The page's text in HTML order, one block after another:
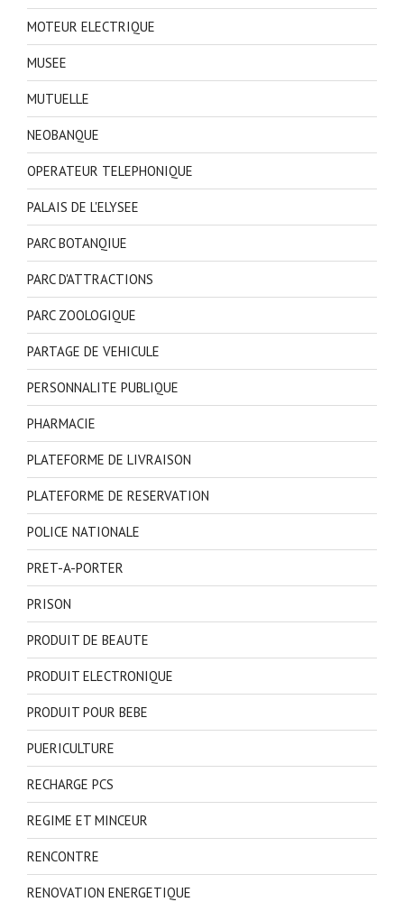
MOTEUR ELECTRIQUE
MUSEE
MUTUELLE
NEOBANQUE
OPERATEUR TELEPHONIQUE
PALAIS DE L'ELYSEE
PARC BOTANQIUE
PARC D'ATTRACTIONS
PARC ZOOLOGIQUE
PARTAGE DE VEHICULE
PERSONNALITE PUBLIQUE
PHARMACIE
PLATEFORME DE LIVRAISON
PLATEFORME DE RESERVATION
POLICE NATIONALE
PRET-A-PORTER
PRISON
PRODUIT DE BEAUTE
PRODUIT ELECTRONIQUE
PRODUIT POUR BEBE
PUERICULTURE
RECHARGE PCS
REGIME ET MINCEUR
RENCONTRE
RENOVATION ENERGETIQUE